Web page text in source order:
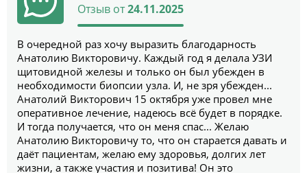
Отзыв от24.11.2025
В очередной раз хочу выразить благодарность
Анатолию Викторовичу. Каждый год я делала УЗИ
щитовидной железы и только он был убежден в
необходимости биопсии узла. И, не зря убежден...
Анатолий Викторович 15 октября уже провел мне
оперативное лечение, надеюсь всё будет в порядке.
И тогда получается, что он меня спас... Желаю
Анатолию Викторовичу то, что он старается давать и
даёт пациентам, желаю ему здоровья, долгих лет
жизни, а также участия и позитива! Он это